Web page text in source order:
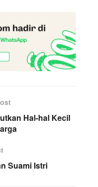
Hal-hal Kecil
Suami Istri